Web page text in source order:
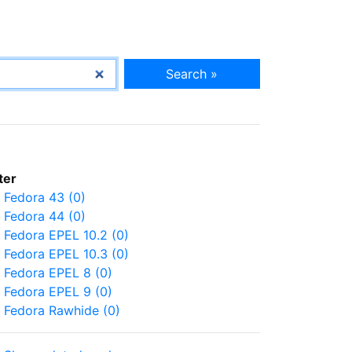
Search »
Fedora 43 (0)
Fedora 44 (0)
Fedora EPEL 10.2 (0)
Fedora EPEL 10.3 (0)
Fedora EPEL 8 (0)
Fedora EPEL 9 (0)
Fedora Rawhide (0)